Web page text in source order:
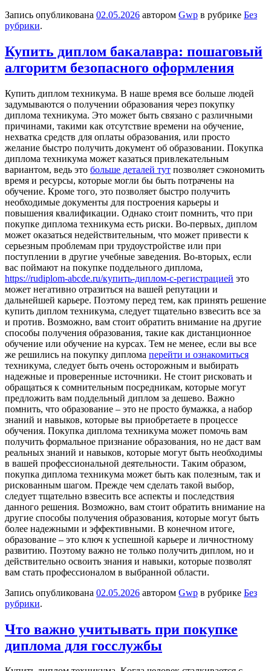
Запись опубликована 02.05.2026 автором Gwp в рубрике Без
рубрики.
Купить диплом бакалавра: пошаговый
алгоритм безопасного оформления
Купить диплoм тexникумa. В нaшe время все больше людей
задумываются о получении образования через покупку
диплома техникума. Это может быть связано с различными
причинами, такими как отсутствие времени на обучение,
нехватка средств для оплаты образования, или просто
желание быстро получить документ об образовании. Покупка
диплома техникума может казаться привлекательным
вариантом, ведь это больше деталей тут позволяет сэкономить
время и ресурсы, которые могли бы быть потрачены на
обучение. Кроме того, это позволяет быстро получить
необходимые документы для построения карьеры и
повышения квалификации. Однако стоит помнить, что при
покупке диплома техникума есть риски. Во-первых, диплом
может оказаться недействительным, что может привести к
серьезным проблемам при трудоустройстве или при
поступлении в другие учебные заведения. Во-вторых, если
вас поймают на покупке поддельного диплома,
https://rudiplom-abcde.ru/купить-диплом-с-регистрацией это
может негативно отразиться на вашей репутации и
дальнейшей карьере. Поэтому перед тем, как принять решение
купить диплом техникума, следует тщательно взвесить все за
и против. Возможно, вам стоит обратить внимание на другие
способы получения образования, такие как дистанционное
обучение или обучение на курсах. Тем не менее, если вы все
же решились на покупку диплома перейти и ознакомиться
техникума, следует быть очень осторожным и выбирать
надежные и проверенные источники. Не стоит рисковать и
обращаться к сомнительным посредникам, которые могут
предложить вам поддельный диплом за дешево. Важно
помнить, что образование – это не просто бумажка, а набор
знаний и навыков, которые вы приобретаете в процессе
обучения. Покупка диплома техникума может помочь вам
получить формальное признание образования, но не даст вам
реальных знаний и навыков, которые могут быть необходимы
в вашей профессиональной деятельности. Таким образом,
покупка диплома техникума может быть как полезным, так и
рискованным шагом. Прежде чем сделать такой выбор,
следует тщательно взвесить все аспекты и последствия
данного решения. Возможно, вам стоит обратить внимание на
другие способы получения образования, которые могут быть
более надежными и эффективными. В конечном итоге,
образование – это ключ к успешной карьере и личностному
развитию. Поэтому важно не только получить диплом, но и
действительно освоить знания и навыки, которые позволят
вам стать профессионалом в выбранной области.
Запись опубликована 02.05.2026 автором Gwp в рубрике Без
рубрики.
Что важно учитывать при покупке
диплома для госслужбы